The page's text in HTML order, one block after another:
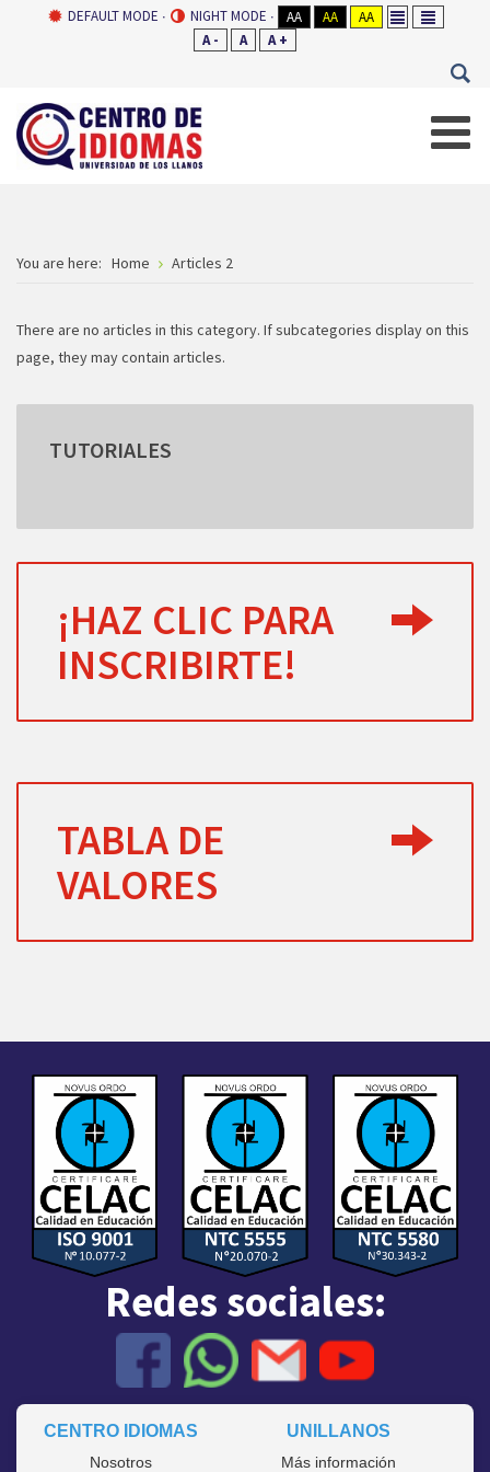
DEFAULT MODE NIGHT MODE AA AA
AA
A -
A A +
You are here: Home Articles 2
There are no articles in this category. If subcategories display on this
page, they may contain articles.
TUTORIALES
¡HAZ CLIC PARA
INSCRIBIRTE!
TABLA DE
VALORES
Redes sociales:
CENTRO IDIOMAS UNILLANOS
Nosotros Más información